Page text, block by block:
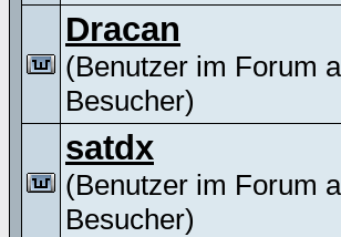
Dracan
(Benutzer im Forum
Besucher)
satdx
(Benutzer im Forum
Besucher)